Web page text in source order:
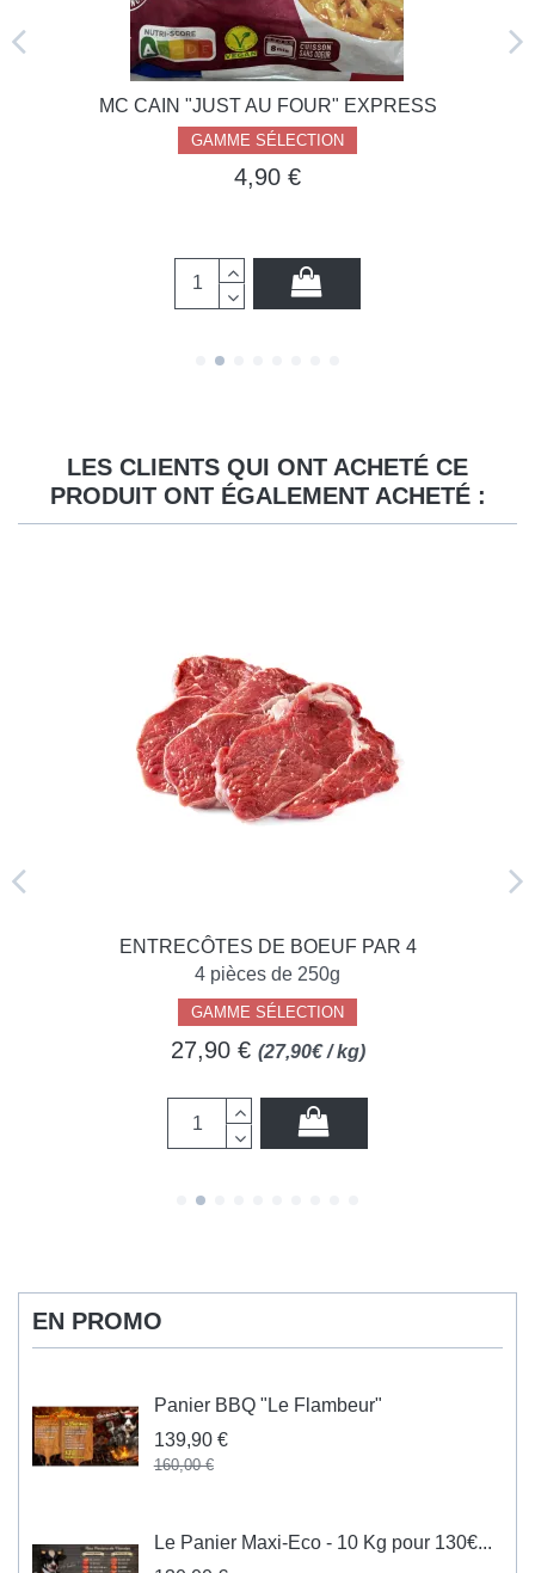
MC CAIN "JUST AU FOUR" EXPRESS
GAMME SÉLECTION
4,90 €
LES CLIENTS QUI ONT ACHETÉ CE
PRODUIT ONT ÉGALEMENT ACHETÉ :
ENTRECÔTES DE BOEUF PAR 4
4 pièces de 250g
GAMME SÉLECTION
27,90 € (27,90€ / kg)
EN PROMO
Panier BBQ "Le Flambeur"
139,90 €
160,00 €
Le Panier Maxi-Eco - 10 Kg pour 130€...